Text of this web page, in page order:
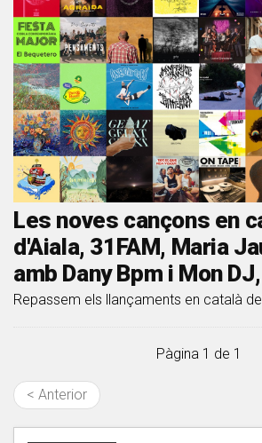
Les noves cançons en
d'Aiala, 31FAM, Maria
amb Dany Bpm i Mon
Repassem els llançaments en català
Pàgina 1 de 1
< Anterior